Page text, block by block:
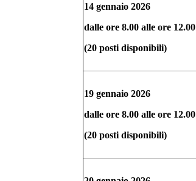
14 gennaio 2026
dalle ore 8.00 alle ore 12.00
(20 posti disponibili)
19 gennaio 2026
dalle ore 8.00 alle ore 12.00
(20 posti disponibili)